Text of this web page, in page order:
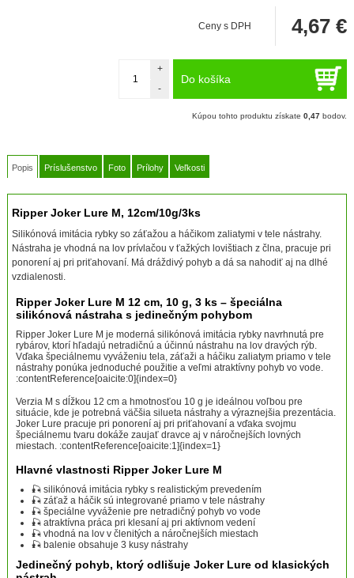
Ceny s DPH 4,67 €
Do košíka
-
+
Kúpou tohto produktu získate0,47 bodov.
Popis Príslušenstvo Foto Prílohy Veľkosti
Ripper Joker Lure M, 12cm/10g/3ks
Silikónová imitácia rybky so záťažou a háčikom zaliatymi v tele nástrahy.
Nástraha je vhodná na lov prívlačou v ťažkých lovištiach z člna, pracuje pri
ponorení aj pri priťahovaní. Má dráždivý pohyb a dá sa nahodiť aj na dlhé
vzdialenosti.
Ripper Joker Lure M 12 cm, 10 g, 3 ks – špeciálna
silikónová nástraha s jedinečným pohybom
Ripper Joker Lure M je moderná silikónová imitácia rybky navrhnutá pre
rybárov, ktorí hľadajú netradičnú a účinnú nástrahu na lov dravých rýb.
Vďaka špeciálnemu vyváženiu tela, záťaži a háčiku zaliatym priamo v tele
nástrahy ponúka jednoduché použitie a veľmi atraktívny pohyb vo vode.
:contentReference[oaicite:0]{index=0}
Verzia M s dĺžkou 12 cm a hmotnosťou 10 g je ideálnou voľbou pre
situácie, kde je potrebná väčšia silueta nástrahy a výraznejšia prezentácia.
Joker Lure pracuje pri ponorení aj pri priťahovaní a vďaka svojmu
špeciálnemu tvaru dokáže zaujať dravce aj v náročnejších lovných
miestach. :contentReference[oaicite:1]{index=1}
Hlavné vlastnosti Ripper Joker Lure M
🎣 silikónová imitácia rybky s realistickým prevedením
🎣 záťaž a háčik sú integrované priamo v tele nástrahy
🎣 špeciálne vyváženie pre netradičný pohyb vo vode
🎣 atraktívna práca pri klesaní aj pri aktívnom vedení
🎣 vhodná na lov v členitých a náročnejších miestach
🎣 balenie obsahuje 3 kusy nástrahy
Jedinečný pohyb, ktorý odlišuje Joker Lure od klasických